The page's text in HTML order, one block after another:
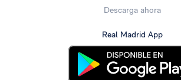
Descarga ahora
Real Madrid App